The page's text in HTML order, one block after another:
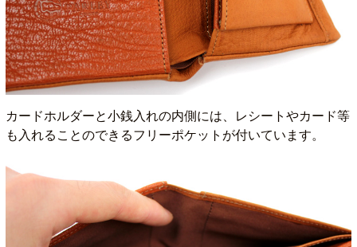
カードホルダーと小銭入れの内側には、レシートやカード等
も入れることのできるフリーポケットが付いています。